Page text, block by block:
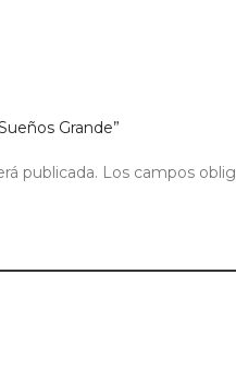
Grande”
publicada. Los campos